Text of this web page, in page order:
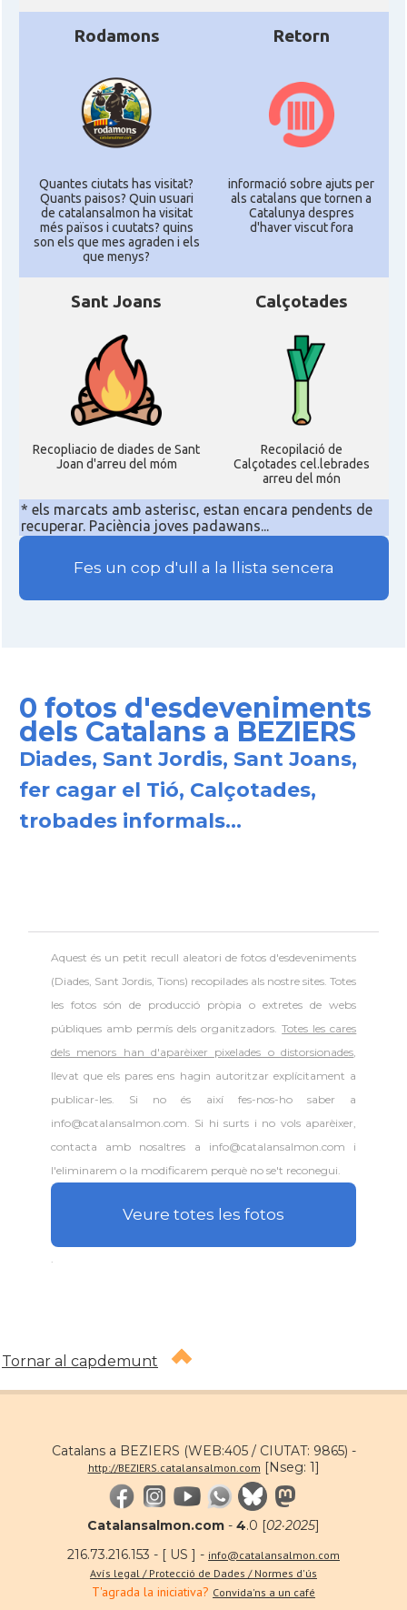
Rodamons
Quantes ciutats has visitat?
Quants paisos? Quin usuari
de catalansalmon ha visitat
més països i cuutats? quins
son els que mes agraden i els
que menys?
Retorn
informació sobre ajuts per
als catalans que tornen a
Catalunya despres
d'haver viscut fora
Sant Joans
Recopliacio de diades de Sant
Joan d'arreu del móm
Calçotades
Recopilació de
Calçotades cel.lebrades
arreu del món
* els marcats amb asterisc, estan encara pendents de
recuperar. Paciència joves padawans...
Fes un cop d'ull a la llista sencera
0 fotos d'esdeveniments
dels Catalans a BEZIERS
Diades, Sant Jordis, Sant Joans,
fer cagar el Tió, Calçotades,
trobades informals...
Aquest és un petit recull aleatori defotos d'esdeveniments
(Diades, Sant Jordis, Tions) recopilades als nostre sites. Totes
les fotos són de producció pròpia o extretes de webs
públiques amb permís dels organitzadors.Totes les cares
dels menors han d'aparèixer pixelades o distorsionades,
llevat que els pares ens hagin autoritzar explícitament a
publicar-les. Si no és així fes-nos-ho saber a
info@catalansalmon.com. Si hi surts i no vols aparèixer,
contacta amb nosaltres a info@catalansalmon.com i
l'eliminarem o la modificarem perquè no se't reconegui.
Veure totes les fotos
Tornar al capdemunt
Catalans a BEZIERS (WEB:405 / CIUTAT: 9865) -
http://BEZIERS.catalansalmon.com [Nseg: 1]
Catalansalmon.com - 4.0 [02·2025]
216.73.216.153 - [ US ] - info@catalansalmon.com
Avís legal / Protecció de Dades / Normes d'ús
T'agrada la iniciativa? Convida'ns a un café